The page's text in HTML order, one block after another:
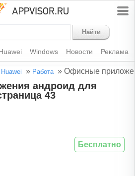
Найти
Windows Новости Реклама
» Работа » Офисные
андроид для
43
Бесплатно